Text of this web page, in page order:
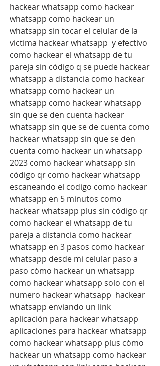
hackear whatsapp como hackear
whatsapp como hackear un
whatsapp sin tocar el celular de la
victima hackear whatsapp  y efectivo
como hackear el whatsapp de tu
pareja sin código q se puede hackear
whatsapp a distancia como hackear
whatsapp como hackear un
whatsapp como hackear whatsapp
sin que se den cuenta hackear
whatsapp sin que se de cuenta como
hackear whatsapp sin que se den
cuenta como hackear un whatsapp
2023 como hackear whatsapp sin
código qr como hackear whatsapp
escaneando el codigo como hackear
whatsapp en 5 minutos como
hackear whatsapp plus sin código qr
como hackear el whatsapp de tu
pareja a distancia como hackear
whatsapp en 3 pasos como hackear
whatsapp desde mi celular paso a
paso cómo hackear un whatsapp
como hackear whatsapp solo con el
numero hackear whatsapp  hackear
whatsapp enviando un link
aplicación para hackear whatsapp
aplicaciones para hackear whatsapp
como hackear whatsapp plus cómo
hackear un whatsapp como hackear